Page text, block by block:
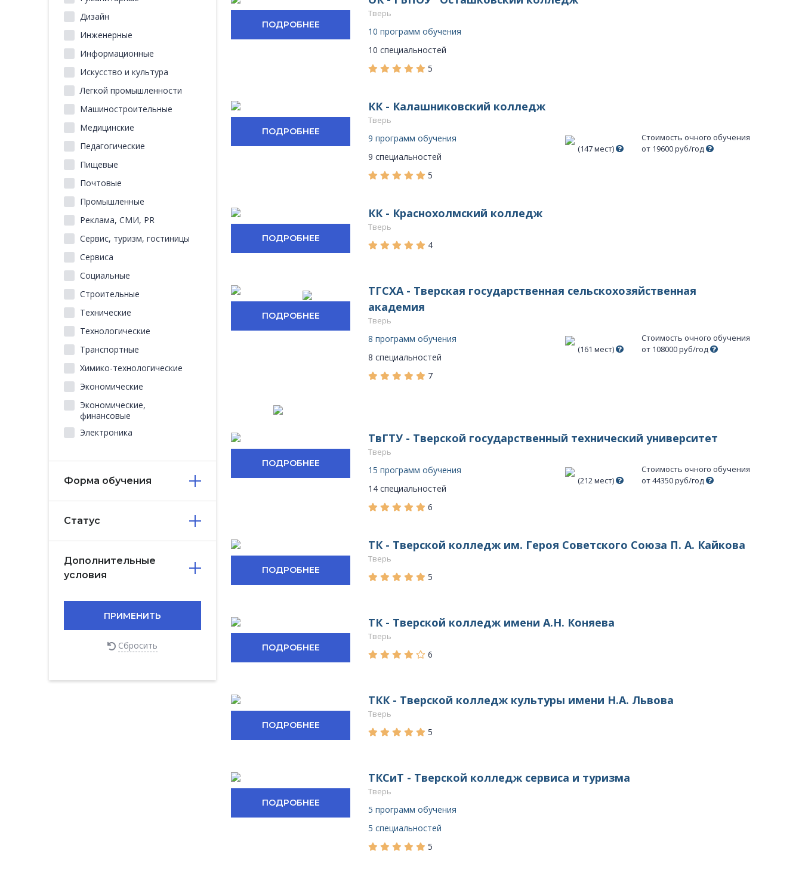
Дизайн
Инженерные
Информационные
Искусство и культура
Легкой промышленности
Машиностроительные
Медицинские
Педагогические
Пищевые
Почтовые
Промышленные
Реклама, СМИ, PR
Сервис, туризм, гостиницы
Сервиса
Социальные
Строительные
Технические
Технологические
Транспортные
Химико-технологические
Экономические
Экономические,
финансовые
Электроника
Форма обучения
Статус
Дополнительные
условия
ПРИМЕНИТЬ
Сбросить
ПОДРОБНЕЕ
Тверь
10 программ обучения
10 специальностей
5
ПОДРОБНЕЕ
КК - Калашниковский колледж
Тверь
9 программ обучения
9 специальностей
5
(147 мест)
Стоимость очного обучения
от 19600 руб/год
ПОДРОБНЕЕ
КК - Краснохолмский колледж
Тверь
4
ПОДРОБНЕЕ
ТГСХА - Тверская государственная сельскохозяйственная
академия
Тверь
8 программ обучения
8 специальностей
7
(161 мест)
Стоимость очного обучения
от 108000 руб/год
ПОДРОБНЕЕ
ТвГТУ - Тверской государственный технический университет
Тверь
15 программ обучения
14 специальностей
6
(212 мест)
Стоимость очного обучения
от 44350 руб/год
ПОДРОБНЕЕ
ТК - Тверской колледж им. Героя Советского Союза П. А. Кайкова
Тверь
5
ПОДРОБНЕЕ
ТК - Тверской колледж имени А.Н. Коняева
Тверь
6
ПОДРОБНЕЕ
ТКК - Тверской колледж культуры имени Н.А. Львова
Тверь
5
ПОДРОБНЕЕ
ТКСиТ - Тверской колледж сервиса и туризма
Тверь
5 программ обучения
5 специальностей
5